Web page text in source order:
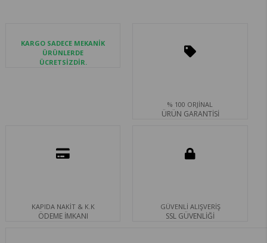
KARGO SADECE MEKANİK
ÜRÜNLERDE
ÜCRETSİZDİR.
% 100 ORJİNAL
ÜRÜN GARANTİSİ
KAPIDA NAKİT & K.K
ÖDEME İMKANI
GÜVENLİ ALIŞVERİŞ
SSL GÜVENLİĞİ